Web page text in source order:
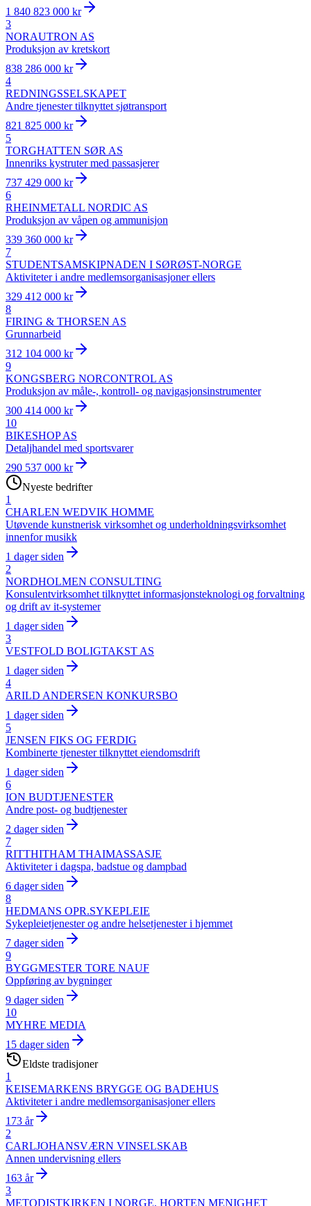
1 840 823 000 kr
3
NORAUTRON AS
Produksjon av kretskort
838 286 000 kr
4
REDNINGSSELSKAPET
Andre tjenester tilknyttet sjøtransport
821 825 000 kr
5
TORGHATTEN SØR AS
Innenriks kystruter med passasjerer
737 429 000 kr
6
RHEINMETALL NORDIC AS
Produksjon av våpen og ammunisjon
339 360 000 kr
7
STUDENTSAMSKIPNADEN I SØRØST-NORGE
Aktiviteter i andre medlemsorganisasjoner ellers
329 412 000 kr
8
FIRING & THORSEN AS
Grunnarbeid
312 104 000 kr
9
KONGSBERG NORCONTROL AS
Produksjon av måle-, kontroll- og navigasjonsinstrumenter
300 414 000 kr
10
BIKESHOP AS
Detaljhandel med sportsvarer
290 537 000 kr
Nyeste bedrifter
1
CHARLEN WEDVIK HOMME
Utøvende kunstnerisk virksomhet og underholdningsvirksomhet
innenfor musikk
1 dager siden
2
NORDHOLMEN CONSULTING
Konsulentvirksomhet tilknyttet informasjonsteknologi og forvaltning
og drift av it-systemer
1 dager siden
3
VESTFOLD BOLIGTAKST AS
1 dager siden
4
ARILD ANDERSEN KONKURSBO
1 dager siden
5
JENSEN FIKS OG FERDIG
Kombinerte tjenester tilknyttet eiendomsdrift
1 dager siden
6
ION BUDTJENESTER
Andre post- og budtjenester
2 dager siden
7
RITTHITHAM THAIMASSASJE
Aktiviteter i dagspa, badstue og dampbad
6 dager siden
8
HEDMANS OPR.SYKEPLEIE
Sykepleietjenester og andre helsetjenester i hjemmet
7 dager siden
9
BYGGMESTER TORE NAUF
Oppføring av bygninger
9 dager siden
10
MYHRE MEDIA
15 dager siden
Eldste tradisjoner
1
KEISEMARKENS BRYGGE OG BADEHUS
Aktiviteter i andre medlemsorganisasjoner ellers
173 år
2
CARLJOHANSVÆRN VINSELSKAB
Annen undervisning ellers
163 år
3
METODISTKIRKEN I NORGE, HORTEN MENIGHET